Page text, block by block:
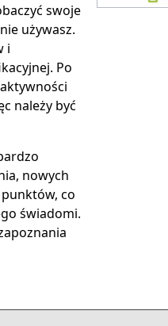
swoje
używasz.
i
Po
należy być
nowych
co
świadomi.